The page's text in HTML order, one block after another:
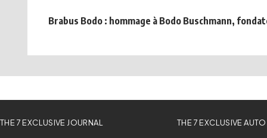
Brabus Bodo : hommage à Bodo Buschmann,
THE 7 EXCLUSIVE JOURNAL THE 7 EXCLUSIVE AUTO